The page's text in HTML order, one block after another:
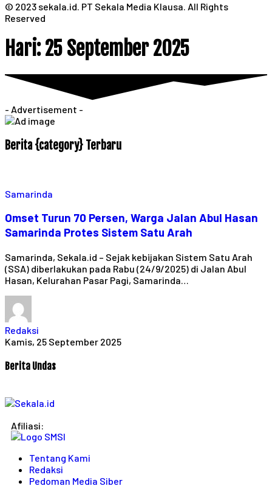
© 2023 sekala.id. PT Sekala Media Klausa. All Rights
Reserved
Hari:25 September 2025
- Advertisement -
Berita {category} Terbaru
Samarinda
Omset Turun 70 Persen, Warga Jalan Abul Hasan
Samarinda Protes Sistem Satu Arah
Samarinda, Sekala.id – Sejak kebijakan Sistem Satu Arah
(SSA) diberlakukan pada Rabu (24/9/2025) di Jalan Abul
Hasan, Kelurahan Pasar Pagi, Samarinda…
Redaksi
Kamis, 25 September 2025
Berita Undas
Afiliasi:
Tentang Kami
Redaksi
Pedoman Media Siber